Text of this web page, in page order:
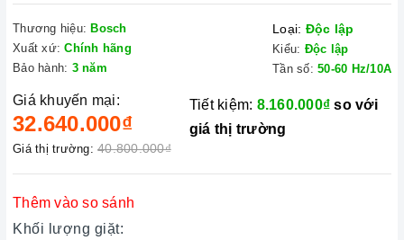
Thương hiệu: Bosch
Xuất xứ: Chính hãng
Bảo hành: 3 năm
Loại: Độc lập
Kiểu: Độc lập
Tần số: 50-60 Hz/10A
Giá khuyến mại:
32.640.000₫
Giá thị trường: 40.800.000₫
Tiết kiệm: 8.160.000₫so với
giá thị trường
Thêm vào so sánh
Khối lượng giặt: